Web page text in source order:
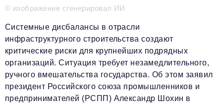
podpiska@business-magazine.online
Отдел по работе с партнерами
partner@business-magazine.online
© изображение сгенерировал ИИ
Системные дисбалансы в отрасли
инфраструктурного строительства создают
критические риски для крупнейших подрядных
организаций. Ситуация требует незамедлительного,
ручного вмешательства государства. Об этом заявил
президент Российского союза промышленников и
предпринимателей (РСПП) Александр Шохин в